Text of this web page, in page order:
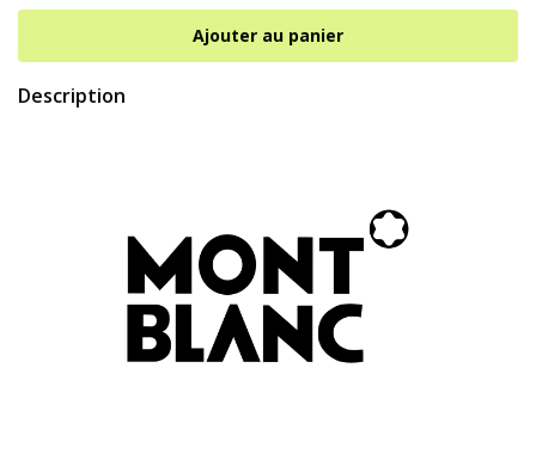
Description